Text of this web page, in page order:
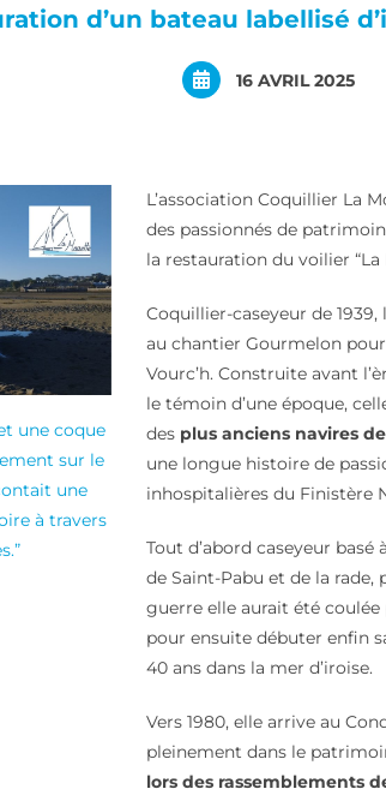
d’un bateau labellisé
16 AVRIL 2025
une coque
sur le
une
à travers
L’association Coquillier La
des passionnés de
la restauration du voilier “La
Coquillier-caseyeur de
au chantier Gourmelon
Vourc’h. Construite avant
le témoin d’une époque,
des plus anciens navires
une longue histoire de
inhospitalières du Finistère
Tout d’abord caseyeur
de Saint-Pabu et de la
guerre elle aurait été
pour ensuite débuter enfin
40 ans dans la mer d’iroise.
Vers 1980, elle arrive au
pleinement dans le
lors des rassemblements